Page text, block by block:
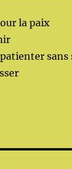
la paix
sans